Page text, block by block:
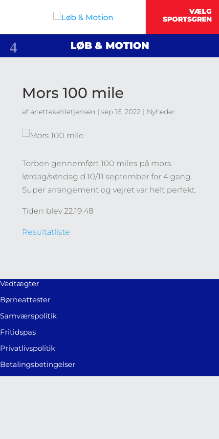
LØB & MOTION
Mors 100 mile
af anettekehletjensen | sep 16, 2022| Nyheder
Torben gennemført 100 miles på mors
lørdag/søndag d.10/11 september for 4 gang.
Super arrangement og vejret var helt perfekt.
Tiden blev 22.19.48
Resultatliste
Vedtægter
Børneattester
Samværspolitik
Fritidspas
Privatlivspolitik
Betalingsbetingelser